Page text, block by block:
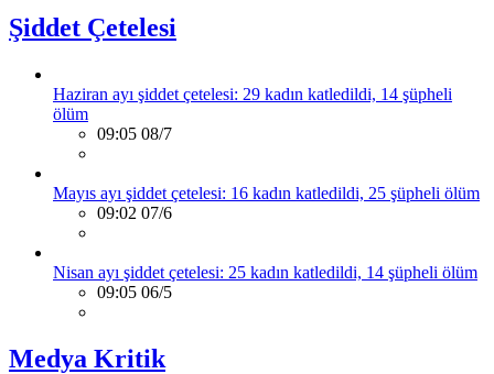
Şiddet Çetelesi
Haziran ayı şiddet çetelesi: 29 kadın katledildi, 14 şüpheli
ölüm
09:05 08/7
Mayıs ayı şiddet çetelesi: 16 kadın katledildi, 25 şüpheli ölüm
09:02 07/6
Nisan ayı şiddet çetelesi: 25 kadın katledildi, 14 şüpheli ölüm
09:05 06/5
Medya Kritik